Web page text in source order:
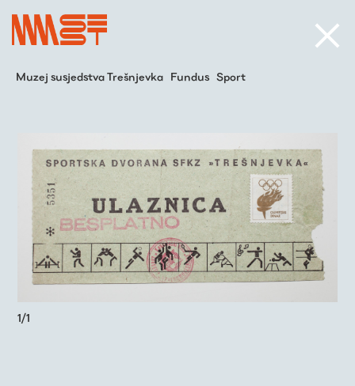
Muzej susjedstva Trešnjevka Fundus Sport
1/1